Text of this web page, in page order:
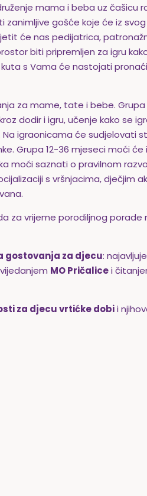
mama i beba uz čašicu
gošće koje će iz
će nas pedijatrica,
biti pripremljen za igru
s Vama će nastojati
za mame, tate i bebe.
dodir i igru, učenje kako se
igraonicama će sudjelovati
Grupa 12-36 mjeseci moći
moći saznati o pravilnom
s vršnjacima, dječjim
za vrijeme porodiljnog porade
gostovanja za djecu:
MO Pričalicei
za djecu vrtićke dobii